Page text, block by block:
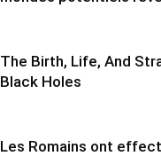
The Birth, Life, And
Black Holes
Les Romains ont